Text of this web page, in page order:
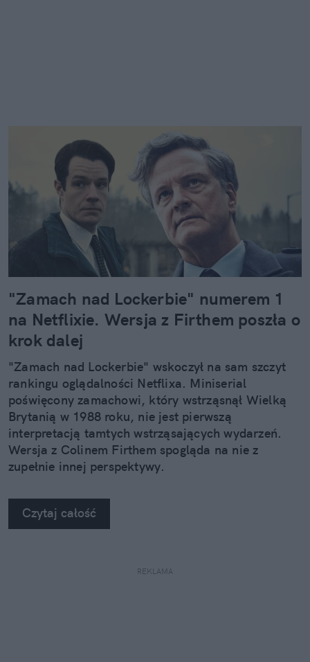
"Zamach nad Lockerbie" numerem 1
na Netflixie. Wersja z Firthem poszła o
krok dalej
"Zamach nad Lockerbie" wskoczył na sam szczyt
rankingu oglądalności Netflixa. Miniserial
poświęcony zamachowi, który wstrząsnął Wielką
Brytanią w 1988 roku, nie jest pierwszą
interpretacją tamtych wstrząsających wydarzeń.
Wersja z Colinem Firthem spogląda na nie z
zupełnie innej perspektywy.
Czytaj całość
REKLAMA